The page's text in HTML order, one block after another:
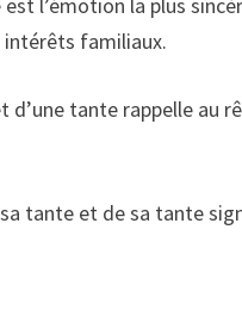
intérêts familiaux.
d’une tante rappelle au
tante et de sa tante